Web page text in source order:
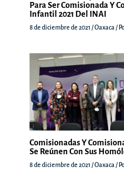
Para Ser Comisionada Y
Infantil 2021 Del INAI
8 de diciembre de 2021 /Oaxaca /
Comisionadas Y
Se Reúnen Con Sus
8 de diciembre de 2021 /Oaxaca /